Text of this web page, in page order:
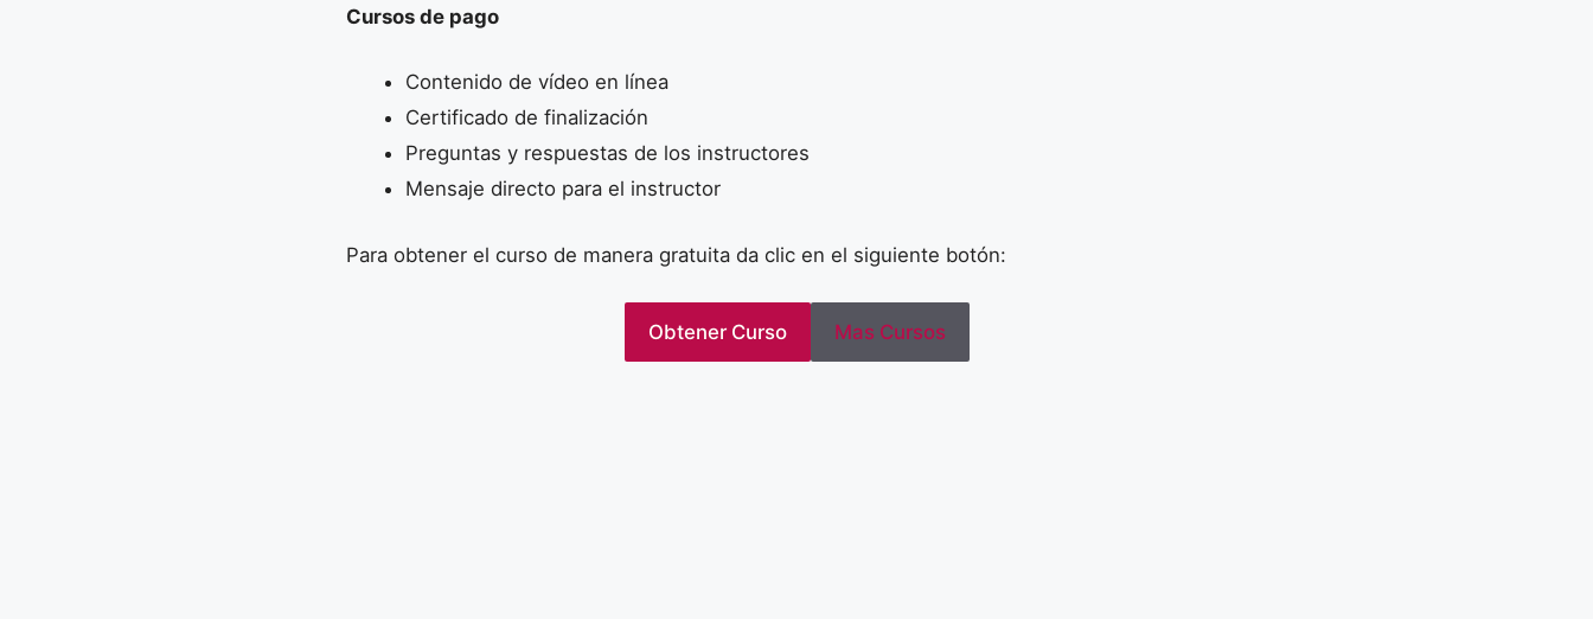
Cursos de pago
Contenido de vídeo en línea
Certificado de finalización
Preguntas y respuestas de los instructores
Mensaje directo para el instructor
Para obtener el curso de manera gratuita da clic en el siguiente botón:
Obtener Curso Mas Cursos